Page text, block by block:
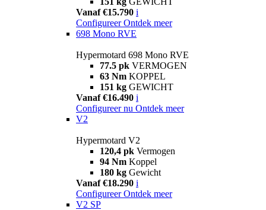
Vanaf €15.790 i
Configureer Ontdek meer
698 Mono RVE
Hypermotard 698 Mono RVE
77.5 pk VERMOGEN
63 Nm KOPPEL
151 kg GEWICHT
Vanaf €16.490 i
Configureer nu Ontdek meer
V2
Hypermotard V2
120,4 pk Vermogen
94 Nm Koppel
180 kg Gewicht
Vanaf €18.290 i
Configureer Ontdek meer
V2 SP